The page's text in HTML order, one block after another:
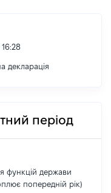
декларація
період
функцій держави
попередній рік)